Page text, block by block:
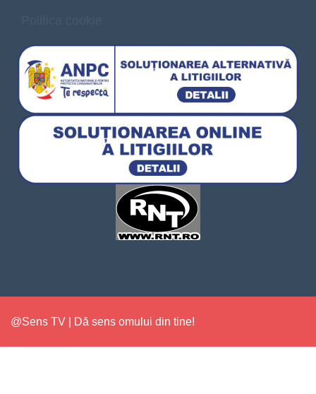
@Sens TV | Dă sens omului din tine!